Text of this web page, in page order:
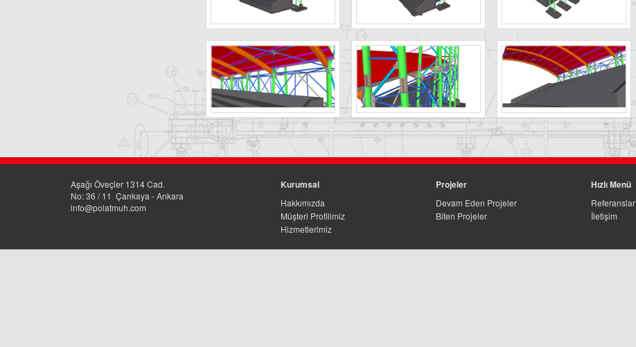
Aşağı Öveçler 1314 Cad.
No: 36 / 11 Çankaya - Ankara
info@polatmuh.com
Kurumsal
Hakkımızda
Müşteri Profilimiz
Hizmetlerimiz
Projeler
Devam Eden Projeler
Biten Projeler
Hızlı Menü
Referanslar
İletişim